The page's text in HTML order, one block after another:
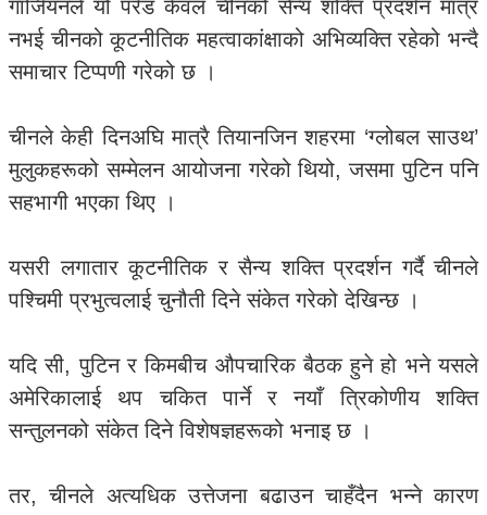
गार्जियनले यो परेड केवल चीनको सैन्य शक्ति प्रदर्शन मात्र
नभई चीनको कूटनीतिक महत्वाकांक्षाको अभिव्यक्ति रहेको भन्दै
समाचार टिप्पणी गरेको छ ।
चीनले केही दिनअघि मात्रै तियानजिन शहरमा ‘ग्लोबल साउथ’
मुलुकहरूको सम्मेलन आयोजना गरेको थियो, जसमा पुटिन पनि
सहभागी भएका थिए ।
यसरी लगातार कूटनीतिक र सैन्य शक्ति प्रदर्शन गर्दै चीनले
पश्चिमी प्रभुत्वलाई चुनौती दिने संकेत गरेको देखिन्छ ।
यदि सी, पुटिन र किमबीच औपचारिक बैठक हुने हो भने यसले
अमेरिकालाई थप चकित पार्ने र नयाँ त्रिकोणीय शक्ति
सन्तुलनको संकेत दिने विशेषज्ञहरूको भनाइ छ ।
तर, चीनले अत्यधिक उत्तेजना बढाउन चाहँदैन भन्ने कारण